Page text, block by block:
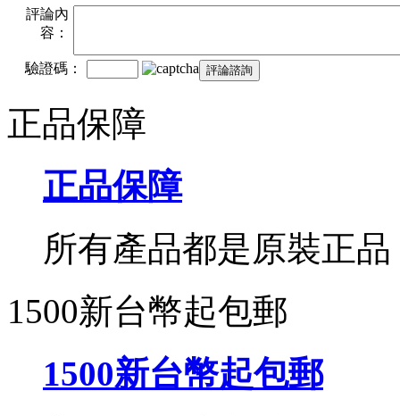
評論內
容：
驗證碼：
正品保障
正品保障
所有產品都是原裝正品
1500新台幣起包郵
1500新台幣起包郵